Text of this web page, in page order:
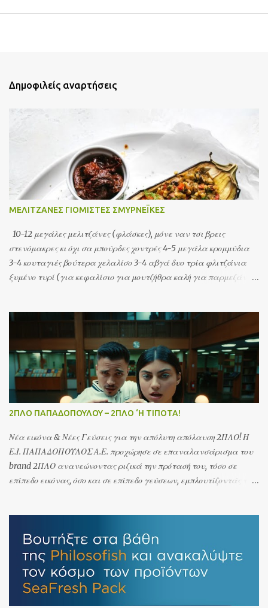
Δημοφιλείς αναρτήσεις
ΜΕΛΙΤΖΑΝΕΣ ΓΙΟΜΙΣΤΕΣ ΣΜΥΡΝΕΪΚΕΣ
10-12 μεγάλες μελιτζάνες (φλάσκες), μόνε ναν τσι βρεις
στενόμακρες κι όχι σα μπούρδες χοντρές 4-5 μεγάλα κρομμύδια
3-4 κουταγιές βούτερα χελαλίσο 3-4 αβγά δυο τρία φλιτζάνια
ξυμένο τυρί (για κεφαλίσιο για μουτζήθρα καλή για παρμεζάνα
2ΠΛΟ ΠΑΠΑΔΟΠΟΥΛΟΥ – 2ΠΛΟ ‘Η ΤΙΠΟΤΑ!
Νέα εικόνα & Νέες Γεύσεις για την απόλυτη απόλαυση 2ΠΛΟ! Η
Ε.Ι. ΠΑΠΑΔΟΠΟΥΛΟΣ Α.Ε. προχώρησε σε επαναλανσάρισμα του
brand 2ΠΛΟ ανανεώνοντας ριζικά την πρότασή του, τόσο σε
επίπεδο εικόνας, όσο και σε επίπεδο γεύσεων, εμπλουτίζοντάς το